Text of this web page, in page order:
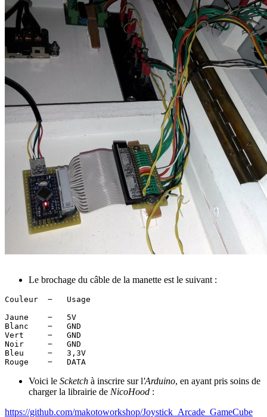
Le brochage du câble de la manette est le suivant :
Couleur  −   Usage
Jaune    −   5V
Blanc    −   GND
Vert     −   GND
Noir     −   GND
Bleu     −   3,3V
Voici le Scketch à inscrire sur l'Arduino, en ayant pris soins de
charger la librairie de NicoHood :
https://github.com/makotoworkshop/Joystick_Arcade_GameCube